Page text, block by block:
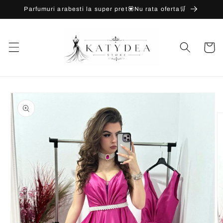
Salt la
conținut
Parfumuri arabesti la super pret💟Nu rata oferta🛒
Coș
informațiile
despre
produs